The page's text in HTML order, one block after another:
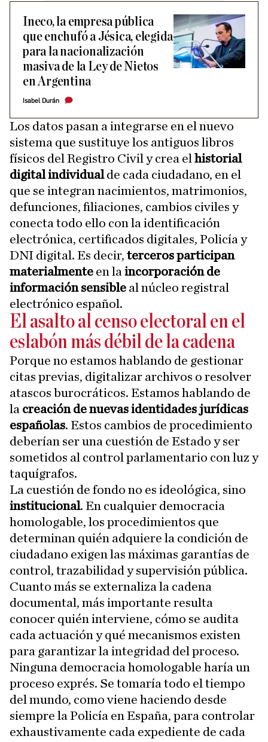
Ineco, la empresa pública
que enchufó a Jésica, elegida
para la nacionalización
masiva de la Ley de Nietos
en Argentina
Isabel Durán
Los datos pasan a integrarse en el nuevo
sistema que sustituye los antiguos libros
físicos del Registro Civil y crea el historial
digital individualde cada ciudadano, en el
que se integran nacimientos, matrimonios,
defunciones, filiaciones, cambios civiles y
conecta todo ello con la identificación
electrónica, certificados digitales, Policía y
DNI digital. Es decir, terceros participan
materialmente en la incorporación de
información sensible al núcleo registral
electrónico español.
El asalto al censo electoral en el
eslabón más débil de la cadena
Porque no estamos hablando de gestionar
citas previas, digitalizar archivos o resolver
atascos burocráticos. Estamos hablando de
la creación de nuevas identidades jurídicas
españolas. Estos cambios de procedimiento
deberían ser una cuestión de Estado y ser
sometidos al control parlamentario con luz y
taquígrafos.
La cuestión de fondo no es ideológica, sino
institucional. En cualquier democracia
homologable, los procedimientos que
determinan quién adquiere la condición de
ciudadano exigen las máximas garantías de
control, trazabilidad y supervisión pública.
Cuanto más se externaliza la cadena
documental, más importante resulta
conocer quién interviene, cómo se audita
cada actuación y qué mecanismos existen
para garantizar la integridad del proceso.
Ninguna democracia homologable haría un
proceso exprés. Se tomaría todo el tiempo
del mundo, como viene haciendo desde
siempre la Policía en España, para controlar
exhaustivamente cada expediente de cada